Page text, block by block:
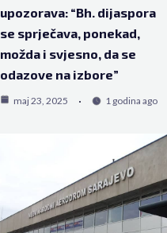
upozorava: “Bh. dijaspora
se sprječava, ponekad,
možda i svjesno, da se
odazove na izbore”
maj 23, 2025 1 godina ago